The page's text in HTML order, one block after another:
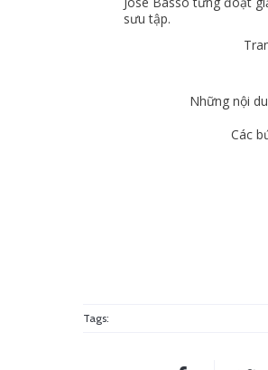
sưu tập.
Những nội
Các
Tags: